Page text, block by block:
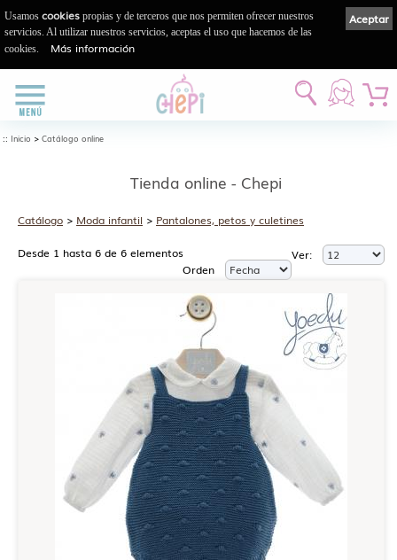
:: Inicio > Catálogo online
Tienda online - Chepi
Catálogo > Moda infantil > Pantalones, petos y culetines
Desde 1 hasta 6 de 6 elementos
Ver:
Orden
Aceptar
Usamos cookies propias y de terceros que nos permiten ofrecer nuestros
servicios. Al utilizar nuestros servicios, aceptas el uso que hacemos de las
cookies.
Más información